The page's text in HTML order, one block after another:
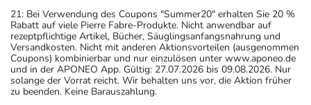
21: Bei Verwendung des Coupons "Summer20" erhalten Sie 20 %
Rabatt auf viele Pierre Fabre-Produkte. Nicht anwendbar auf
rezeptpflichtige Artikel, Bücher, Säuglingsanfangsnahrung und
Versandkosten. Nicht mit anderen Aktionsvorteilen (ausgenommen
Coupons) kombinierbar und nur einzulösen unter www.aponeo.de
und in der APONEO App. Gültig: 27.07.2026 bis 09.08.2026. Nur
solange der Vorrat reicht. Wir behalten uns vor, die Aktion früher
zu beenden. Keine Barauszahlung.